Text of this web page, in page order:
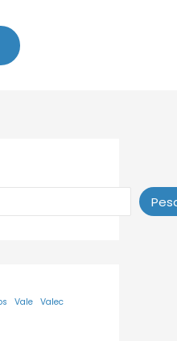
Vale Valec